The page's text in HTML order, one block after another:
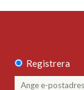
Registrera